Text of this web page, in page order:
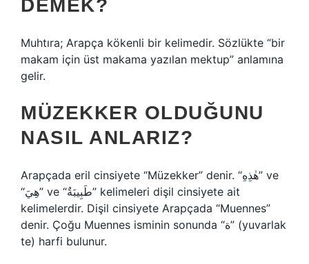
DEMEK?
Muhtıra; Arapça kökenli bir kelimedir. Sözlükte “bir
makam için üst makama yazılan mektup” anlamına
gelir.
MÜZEKKER OLDUĞUNU
NASIL ANLARIZ?
Arapçada eril cinsiyete “Müzekker” denir. “هٰذِهِ” ve
“هِيَ” ve “طَبِيبَةٌ” kelimeleri dişil cinsiyete ait
kelimelerdir. Dişil cinsiyete Arapçada “Muennes”
denir. Çoğu Muennes isminin sonunda “ة” (yuvarlak
te) harfi bulunur.